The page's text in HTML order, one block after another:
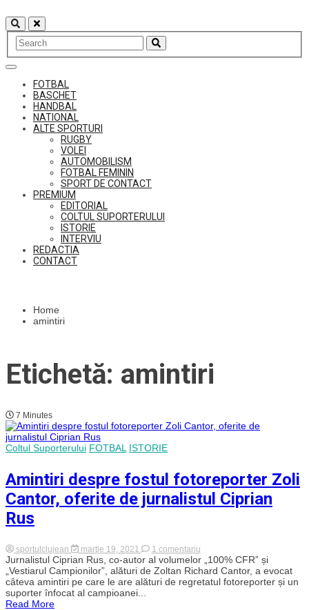
to
content
FOTBAL
BASCHET
HANDBAL
NATIONAL
ALTE SPORTURI
RUGBY
VOLEI
AUTOMOBILISM
FOTBAL FEMININ
SPORT DE CONTACT
PREMIUM
EDITORIAL
COLTUL SUPORTERULUI
ISTORIE
INTERVIU
REDACTIA
CONTACT
Home
amintiri
Etichetă: amintiri
7 Minutes
Coltul Suporterului FOTBAL ISTORIE
Amintiri despre fostul fotoreporter Zoli
Cantor, oferite de jurnalistul Ciprian
Rus
sportulclujean martie 19, 2021 1 comentariula
Amintiri
despre
fostul
fotoreporter
Jurnalistul Ciprian Rus, co-autor al volumelor „100% CFR” și
„Vestiarul Campionilor”, alături de Zoltan Richard Cantor, a evocat
câteva amintiri pe care le are alături de regretatul fotoreporter și un
suporter înfocat al campioanei...
Read More